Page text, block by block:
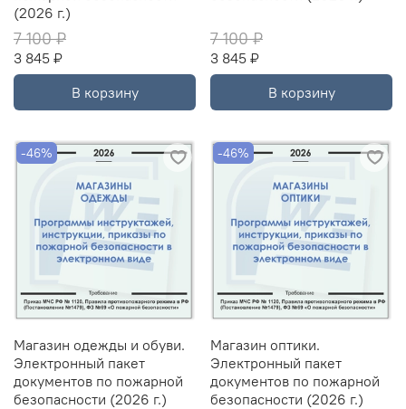
(2026 г.)
7 100 ₽
3 845 ₽
В корзину
7 100 ₽
3 845 ₽
В корзину
-46%
Магазин одежды и обуви.
Электронный пакет
документов по пожарной
безопасности (2026 г.)
-46%
Магазин оптики.
Электронный пакет
документов по пожарной
безопасности (2026 г.)